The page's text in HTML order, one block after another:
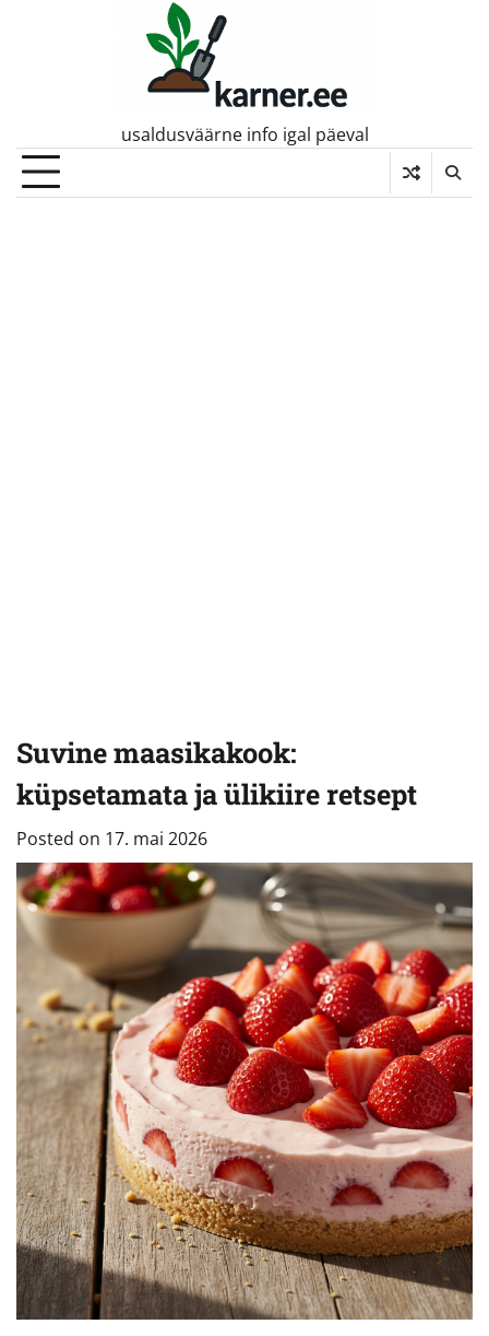
usaldusväärne info igal päeval
Suvine maasikakook:
küpsetamata ja ülikiire retsept
Posted on 17. mai 2026